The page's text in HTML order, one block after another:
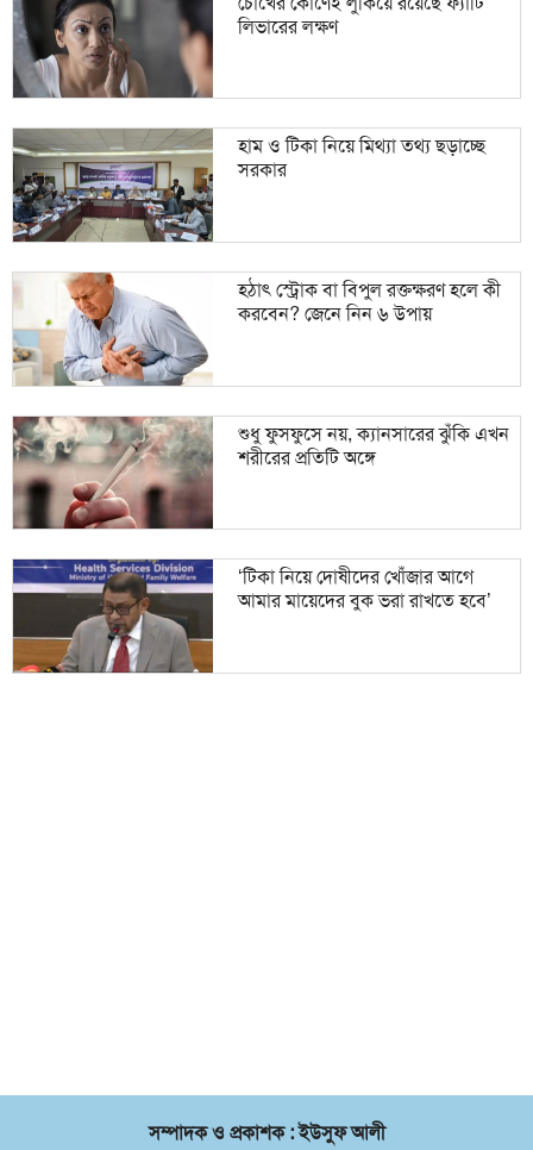
‍লিভারের লক্ষণ
হাম ও টিকা নিয়ে মিথ্যা তথ্য ছড়াচ্ছে
সরকার
হঠাৎ স্ট্রোক বা বিপুল রক্তক্ষরণ হলে কী
করবেন? জেনে নিন ৬ উপায়
শুধু ফুসফুসে নয়, ক্যানসারের ঝুঁকি এখন
শরীরের প্রতিটি অঙ্গে
‘টিকা নিয়ে দোষীদের খোঁজার আগে
আমার মায়েদের বুক ভরা রাখতে হবে’
সম্পাদক ও প্রকাশক : ইউসুফ আলী